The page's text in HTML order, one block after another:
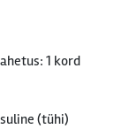
1 kord
(tühi)